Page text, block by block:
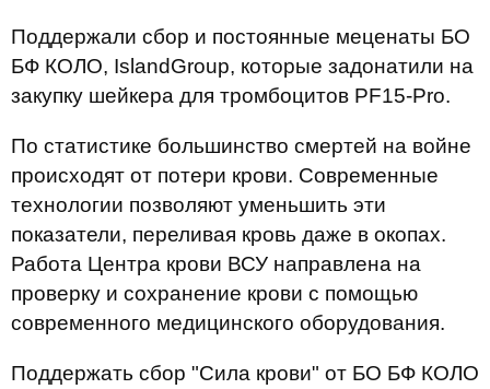
Поддержали сбор и постоянные меценаты БО
БФ КОЛО, IslandGroup, которые задонатили на
закупку шейкера для тромбоцитов PF15-Pro.
По статистике большинство смертей на войне
происходят от потери крови. Современные
технологии позволяют уменьшить эти
показатели, переливая кровь даже в окопах.
Работа Центра крови ВСУ направлена на
проверку и сохранение крови с помощью
современного медицинского оборудования.
Поддержать сбор "Сила крови" от БО БФ КОЛО